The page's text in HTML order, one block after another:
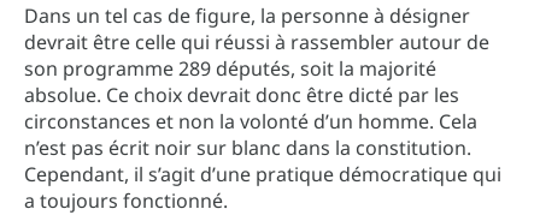
Dans un tel cas de figure, la personne à désigner
devrait être celle qui réussi à rassembler autour de
son programme 289 députés, soit la majorité
absolue. Ce choix devrait donc être dicté par les
circonstances et non la volonté d’un homme. Cela
n’est pas écrit noir sur blanc dans la constitution.
Cependant, il s’agit d’une pratique démocratique qui
a toujours fonctionné.